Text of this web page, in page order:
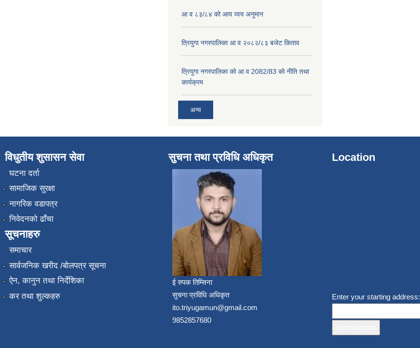
आ व ८३/८४ को आय व्यय अनुमान
त्रियुगा नगरपालिका आ व २०८२/८३ बजेट किताव
त्रियुगा नगरपालिका को आ व 2082/83 को नीति तथा
कार्यक्रम
अन्य
विधुतीय शुसासन सेवा
घटना दर्ता
सामाजिक सुरक्षा
नागरिक वडापत्र
निवेदनको ढाँचा
सूचनाहरु
समाचार
सार्वजनिक खरीद /बोलपत्र सूचना
ऐन, कानुन तथा निर्देशिका
कर तथा शुल्कहरु
सुचना तथा प्रविधि अधिकृत
ई रुपक तिम्सिना
सुचना प्रविधि अधिकृत
ito.triyugamun@gmail.com
9852857680
Location
Enter your starting address: